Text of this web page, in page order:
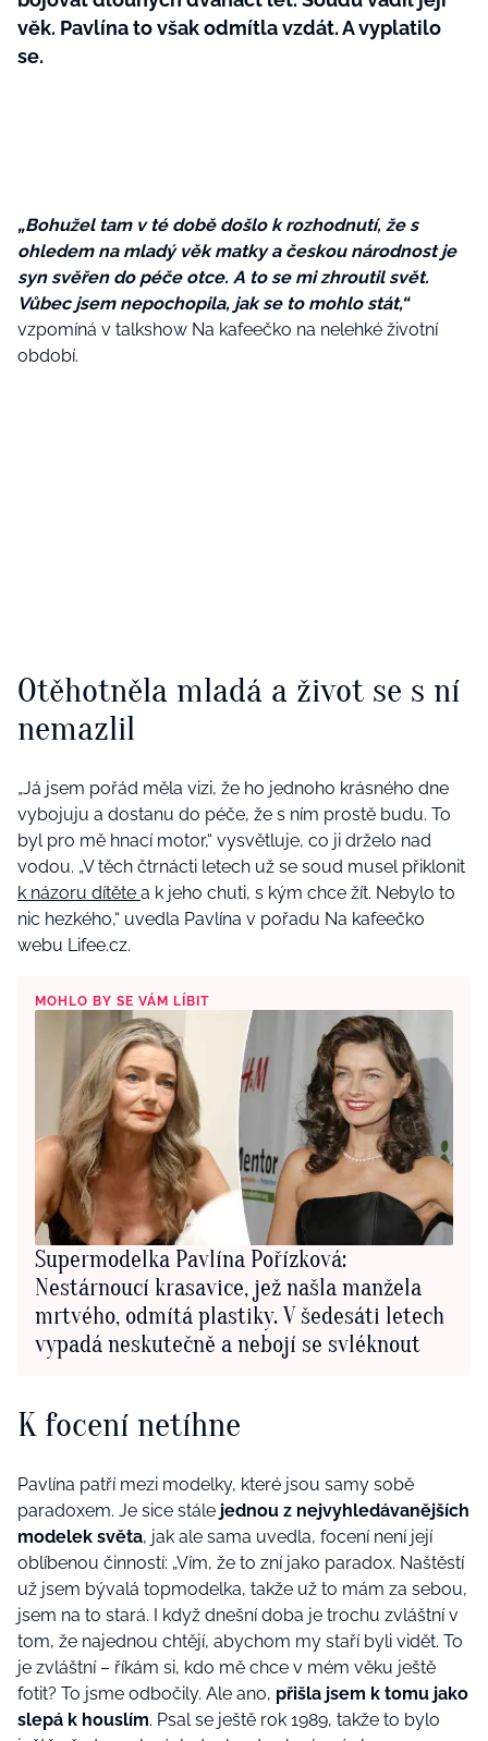
věk. Pavlína to však odmítla vzdát. A vyplatilo
se.
„Bohužel tam v té době došlo k rozhodnutí, že s
ohledem na mladý věk matky a českou národnost je
syn svěřen do péče otce. A to se mi zhroutil svět.
Vůbec jsem nepochopila, jak se to mohlo stát,“
vzpomíná v talkshow Na kafeečko na nelehké životní
období.
Otěhotněla mladá a život se s ní
nemazlil
„Já jsem pořád měla vizi, že ho jednoho krásného dne
vybojuju a dostanu do péče, že s ním prostě budu. To
byl pro mě hnací motor,“ vysvětluje, co ji drželo nad
vodou. „V těch čtrnácti letech už se soud musel přiklonit
k názoru dítěte a k jeho chuti, s kým chce žít. Nebylo to
nic hezkého,“ uvedla Pavlína v pořadu Na kafeečko
webu Lifee.cz.
MOHLO BY SE VÁM LÍBIT
Supermodelka Pavlína Pořízková:
Nestárnoucí krasavice, jež našla manžela
mrtvého, odmítá plastiky. V šedesáti letech
vypadá neskutečně a nebojí se svléknout
K focení netíhne
Pavlína patří mezi modelky, které jsou samy sobě
paradoxem. Je sice stále jednou z nejvyhledávanějších
modelek světa, jak ale sama uvedla, focení není její
oblíbenou činností: „Vím, že to zní jako paradox. Naštěstí
už jsem bývalá topmodelka, takže už to mám za sebou,
jsem na to stará. I když dnešní doba je trochu zvláštní v
tom, že najednou chtějí, abychom my staří byli vidět. To
je zvláštní – říkám si, kdo mě chce v mém věku ještě
fotit? To jsme odbočily. Ale ano, přišla jsem k tomu jako
slepá k houslím. Psal se ještě rok 1989, takže to bylo